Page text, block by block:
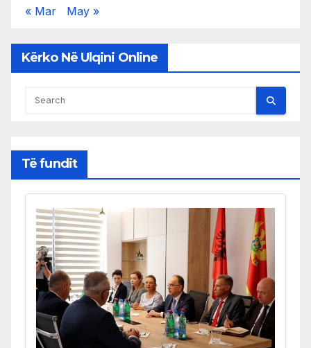
« Mar May »
Kërko Në Ulqini Online
Të fundit